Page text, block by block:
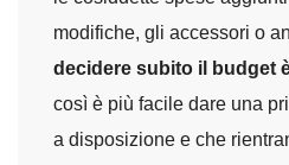
modifiche, gli accessori o
decidere subito il budget
così è più facile dare una
a disposizione e che